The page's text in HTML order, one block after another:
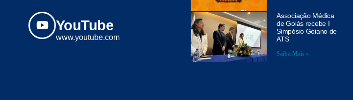
YouTube
www.youtube.com
Associação Médica
de Goiás recebe I
Simpósio Goiano de
ATS
Saiba Mais »